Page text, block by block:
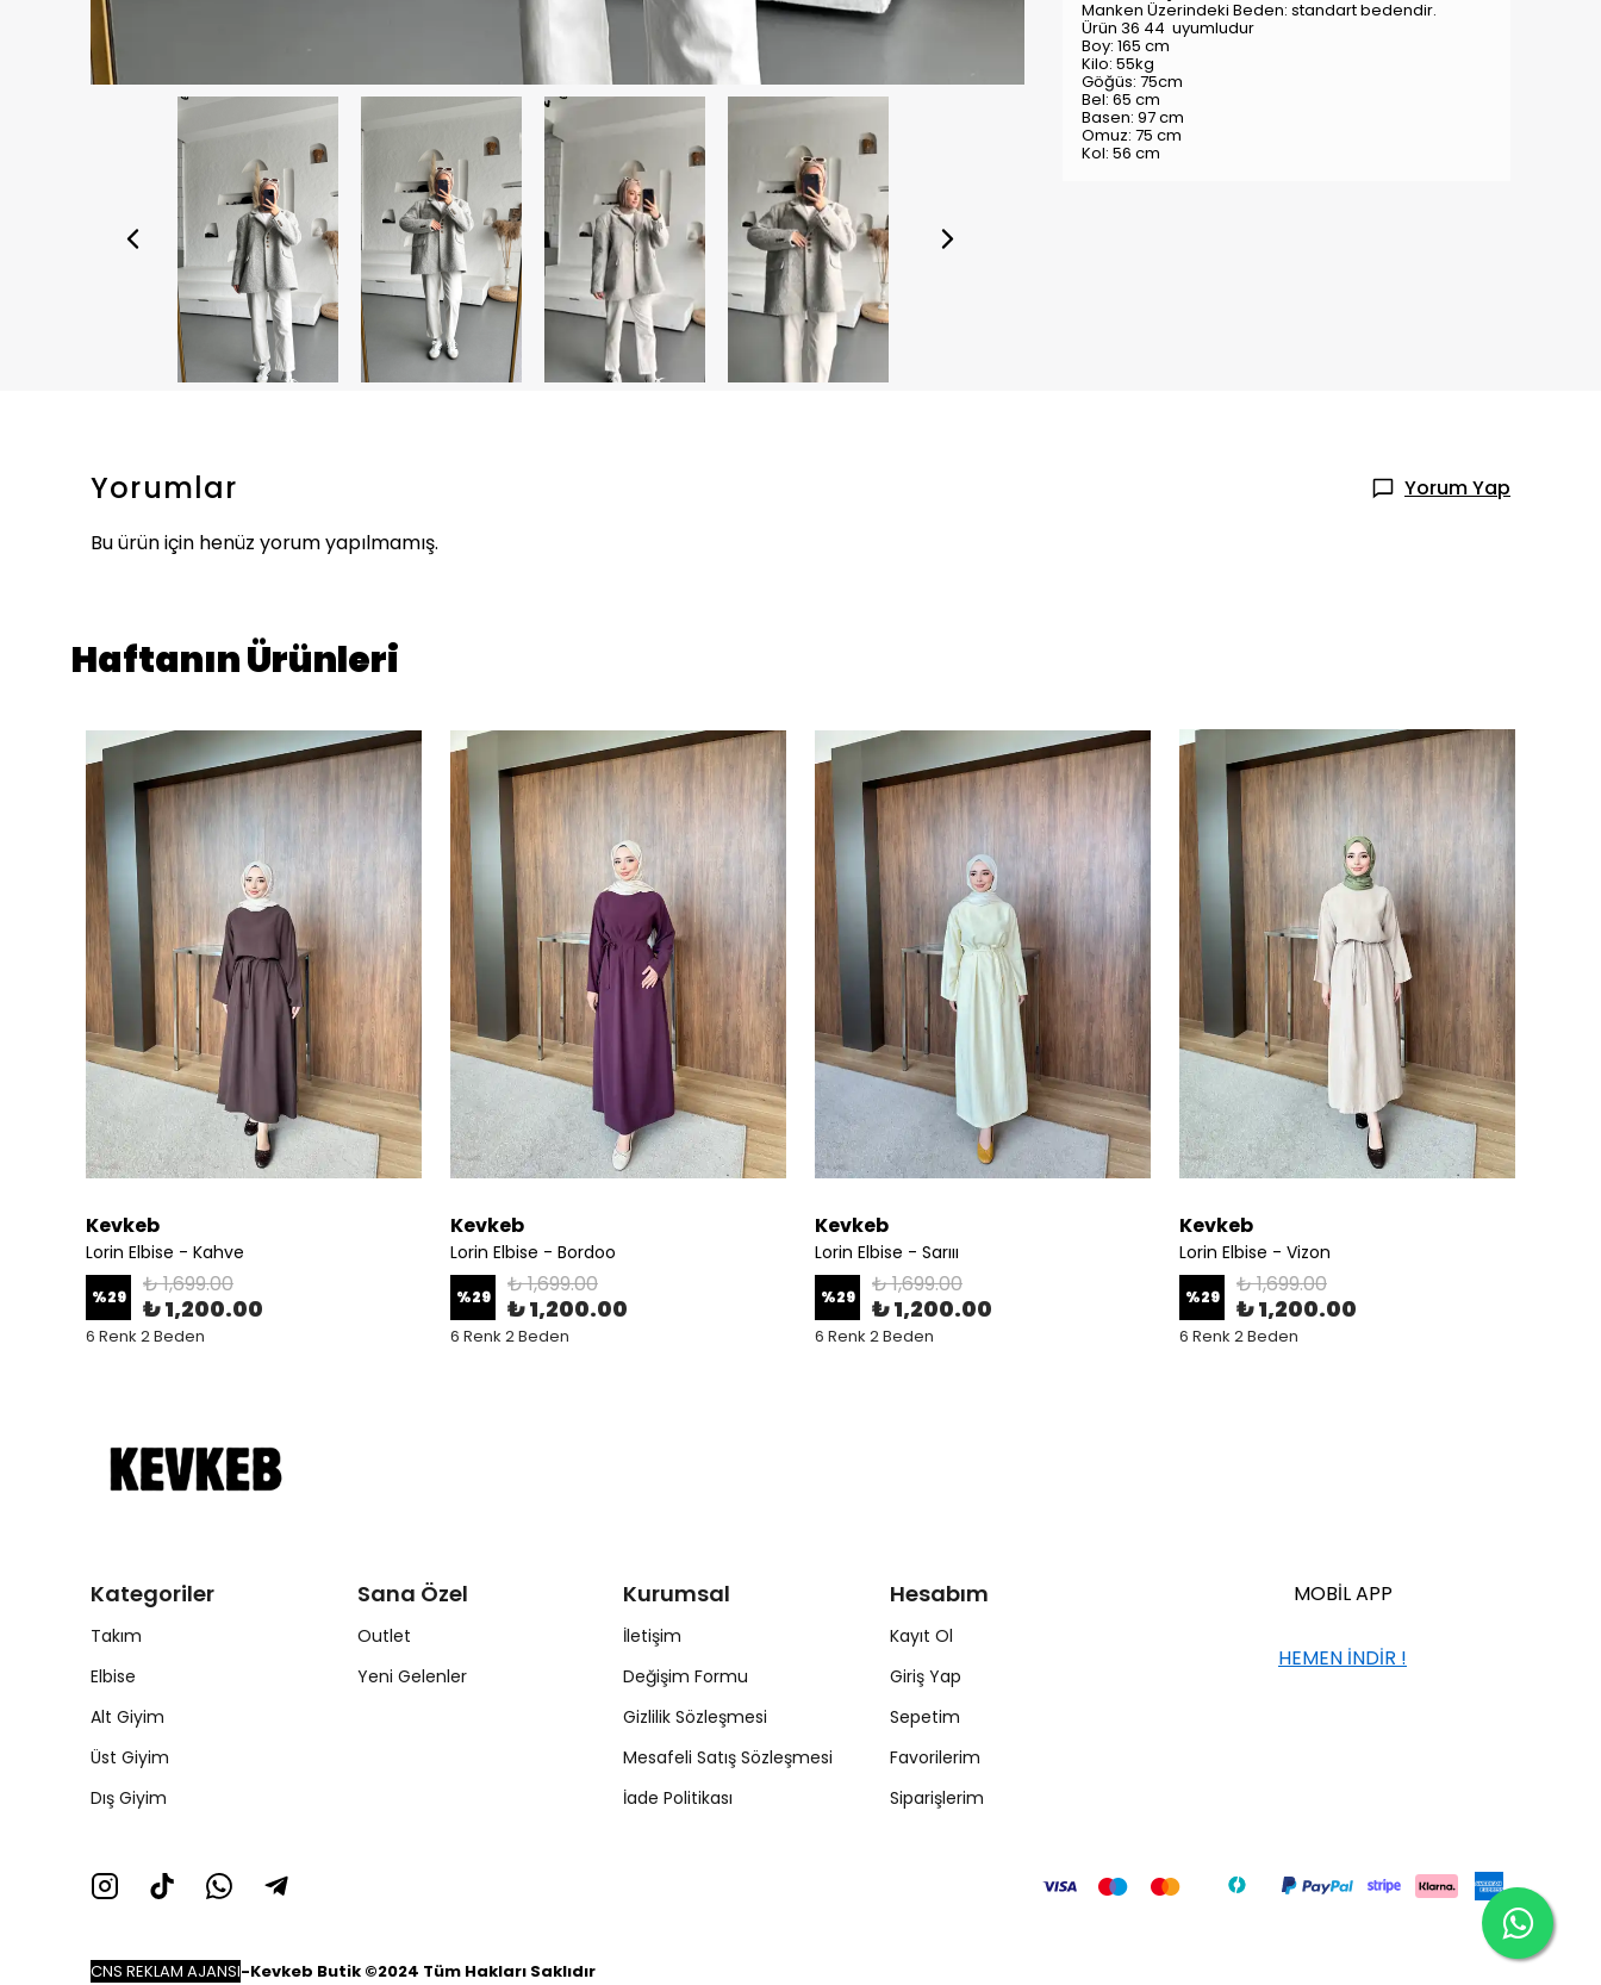
Manken Üzerindeki Beden: standart bedendir.
Ürün 36 44 uyumludur
Boy: 165 cm
Kilo: 55kg
Göğüs: 75cm
Bel: 65 cm
Basen: 97 cm
Omuz: 75 cm
Kol: 56 cm
Yorumlar
Yorum Yap
Bu ürün için henüz yorum yapılmamış.
Haftanın Ürünleri
Kevkeb
Lorin Elbise - Kahve
%29 ₺ 1,699.00
₺ 1,200.00
6 Renk 2 Beden
Kevkeb
Lorin Elbise - Bordoo
%29 ₺ 1,699.00
₺ 1,200.00
6 Renk 2 Beden
Kevkeb
Lorin Elbise - Sarııı
%29 ₺ 1,699.00
₺ 1,200.00
6 Renk 2 Beden
Kevkeb
Lorin Elbise - Vizon
%29 ₺ 1,699.00
₺ 1,200.00
6 Renk 2 Beden
Kategoriler
Takım
Elbise
Alt Giyim
Üst Giyim
Dış Giyim
Sana Özel
Outlet
Yeni Gelenler
Kurumsal
İletişim
Değişim Formu
Gizlilik Sözleşmesi
Mesafeli Satış Sözleşmesi
İade Politikası
Hesabım
Kayıt Ol
Giriş Yap
Sepetim
Favorilerim
Siparişlerim
MOBİL APP
HEMEN İNDİR !
CNS REKLAM AJANSI-Kevkeb Butik ©2024 Tüm Hakları Saklıdır